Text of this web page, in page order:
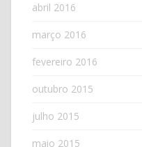
abril 2016
março 2016
fevereiro 2016
outubro 2015
julho 2015
maio 2015